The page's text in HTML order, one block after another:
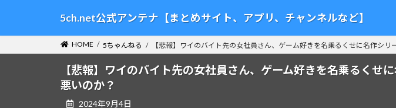
テ
ゲ
5ch.net公式アンテナ【まとめサイト、アプリ、チャンネルなど】
HOME 5ちゃんねる 【悲報】ワイのバイト先の女社員さん、ゲーム好きを名乗るくせに名作シ
【悲報】ワイのバイト先の女社員さん、ゲーム好きを名乗るく
悪いのか？
2024年9月4日